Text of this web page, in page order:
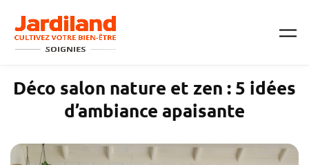
Déco salon nature et zen : 5 idées
d’ambiance apaisante